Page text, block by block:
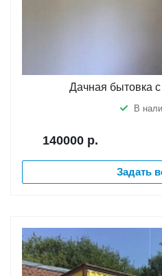
Дачная бытовка
В
140000 р.
Задать